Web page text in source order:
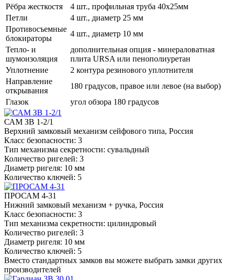
Рёбра жесткостя
4 шт., профильная труба 40х25мм
Петли
4 шт., диаметр 25 мм
Противосъемные
блокираторы
4 шт., диаметр 10 мм
Тепло- и
шумоизоляция
дополнительная опция - минераловатная
плита URSA или пенополиуретан
Уплотнение
2 контура резинового уплотнителя
Направление
открывания
180 градусов, правое или левое (на выбор)
Глазок
угол обзора 180 градусов
САМ ЗВ 1-2/1
Верхний замковый механизм сейфового типа, Россия
Класс безопасности: 3
Тип механизма секретности: сувальдный
Количество ригелей: 3
Диаметр ригеля: 10 мм
Количество ключей: 5
ПРОСАМ 4-31
Нижний замковый механизм + ручка, Россия
Класс безопасности: 3
Тип механизма секретности: цилиндровый
Количество ригелей: 3
Диаметр ригеля: 10 мм
Количество ключей: 5
Вместо стандартных замков вы можете выбрать замки других
производителей